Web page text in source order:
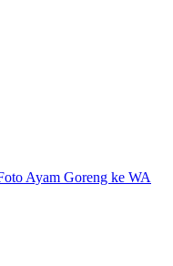
Ayam Goreng ke WA